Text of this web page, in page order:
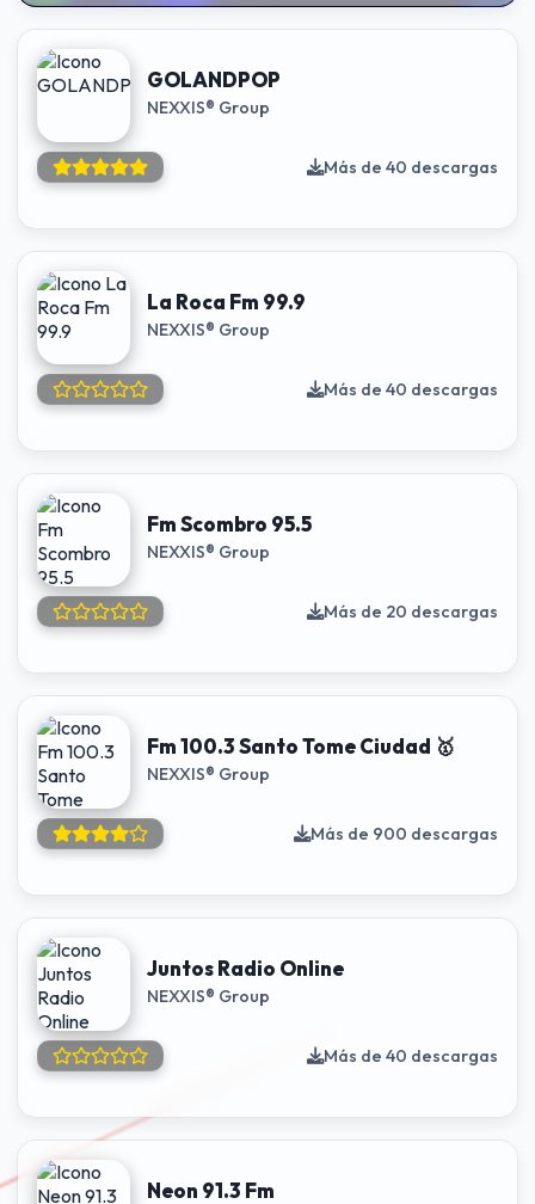
GOLANDPOP
NEXXIS® Group
Más de 40 descargas
La Roca Fm 99.9
NEXXIS® Group
Más de 40 descargas
Fm Scombro 95.5
NEXXIS® Group
Más de 20 descargas
Fm 100.3 Santo Tome Ciudad 🥇
NEXXIS® Group
Más de 900 descargas
Juntos Radio Online
NEXXIS® Group
Más de 40 descargas
Neon 91.3 Fm